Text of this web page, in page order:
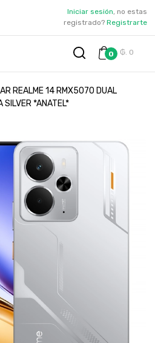
Iniciar sesión, no estas
registrado? Registrarte
0 ₲. 0
REALME 14 RMX5070 DUAL
*ANATEL*